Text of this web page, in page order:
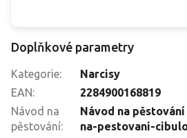
Doplňkové parametry
Kategorie:
Narcisy
EAN:
2284900168819
Návod na
pěstování:
Návod na
na-pestovani-